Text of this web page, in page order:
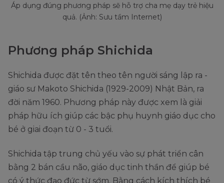
Áp dụng đúng phương pháp sẽ hỗ trợ cha mẹ dạy trẻ hiệu
quả. (Ảnh: Sưu tầm Internet)
Phương pháp Shichida
Shichida được đặt tên theo tên người sáng lập ra -
giáo sư Makoto Shichida (1929-2009) Nhật Bản, ra
đời năm 1960. Phương pháp này được xem là giải
pháp hữu ích giúp các bậc phụ huynh giáo dục cho
bé ở giai đoạn từ 0 - 3 tuổi.
Shichida tập trung chủ yếu vào sự phát triển cân
bằng 2 bán cầu não, giáo dục tinh thần để giúp bé
có ý thức đạo đức từ sớm. Bằng cách kích thích bé